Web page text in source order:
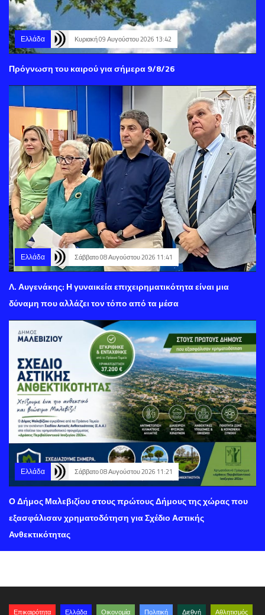
Ελλάδα Κυριακή 09 Αυγούστου 2026 13:42
Πρόγνωση του καιρού για σήμερα 9/8/26
Ελλάδα Σάββατο 08 Αυγούστου 2026 11:41
Λ. Αυγενάκης: Η γυναικεία επιχειρηματικότητα είναι μια
δύναμη που αλλάζει τον τόπο από τα μέσα
Ελλάδα Σάββατο 08 Αυγούστου 2026 11:21
Ο Δήμος Μαλεβιζίου στους πρώτους Δήμους της χώρας που
εξασφάλισαν χρηματοδότηση για Σχέδιο Αστικής
Ανθεκτικότητας
Επικαιρότητα Ελλάδα Οικονομία Πολιτική Διεθνή Αθλητισμός